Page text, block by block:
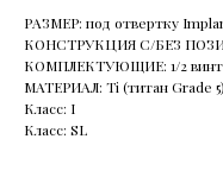
РАЗМЕР: под отвертку
КОНСТРУКЦИЯ С/БЕЗ
КОМПЛЕКТУЮЩИЕ: 1/2
МАТЕРИАЛ: Ti (титан Grade 5)
Класс: I
Класс: SL